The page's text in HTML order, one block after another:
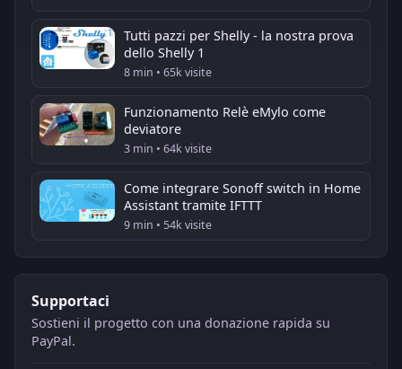
Tutti pazzi per Shelly - la nostra prova
dello Shelly 1
8 min • 65k visite
Funzionamento Relè eMylo come
deviatore
3 min • 64k visite
Come integrare Sonoff switch in Home
Assistant tramite IFTTT
9 min • 54k visite
Supportaci
Sostieni il progetto con una donazione rapida su
PayPal.